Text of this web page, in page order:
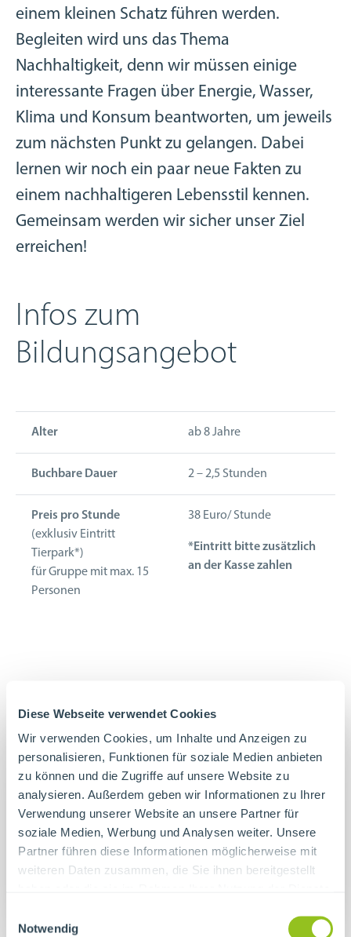
Diese Webseite verwendet Cookies
Wir verwenden Cookies, um Inhalte und Anzeigen zu
personalisieren, Funktionen für soziale Medien anbieten
zu können und die Zugriffe auf unsere Website zu
analysieren. Außerdem geben wir Informationen zu Ihrer
Verwendung unserer Website an unsere Partner für
soziale Medien, Werbung und Analysen weiter. Unsere
Partner führen diese Informationen möglicherweise mit
weiteren Daten zusammen, die Sie ihnen bereitgestellt
Notwendig
einem kleinen Schatz führen werden.
Begleiten wird uns das Thema
Nachhaltigkeit, denn wir müssen einige
interessante Fragen über Energie, Wasser,
Klima und Konsum beantworten, um jeweils
zum nächsten Punkt zu gelangen. Dabei
lernen wir noch ein paar neue Fakten zu
einem nachhaltigeren Lebensstil kennen.
Gemeinsam werden wir sicher unser Ziel
erreichen!
Infos zum
Bildungsangebot
Alter ab 8 Jahre
Buchbare Dauer 2 – 2,5 Stunden
Preis pro Stunde
(exklusiv Eintritt
Tierpark*)
für Gruppe mit max. 15
Personen
38 Euro/ Stunde
*Eintritt bitte zusätzlich
an der Kasse zahlen